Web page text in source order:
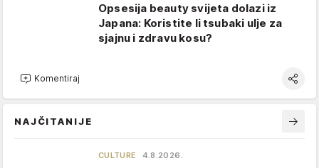
Opsesija beauty svijeta dolazi iz
Japana: Koristite li tsubaki ulje za
sjajnu i zdravu kosu?
Komentiraj
NAJČITANIJE
CULTURE 4.8.2026.